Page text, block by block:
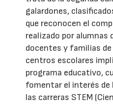
galardones,
que reconocen el
realizado por alumnas
docentes y familias de
centros escolares
programa educativo,
fomentar el interés
las carreras STEM